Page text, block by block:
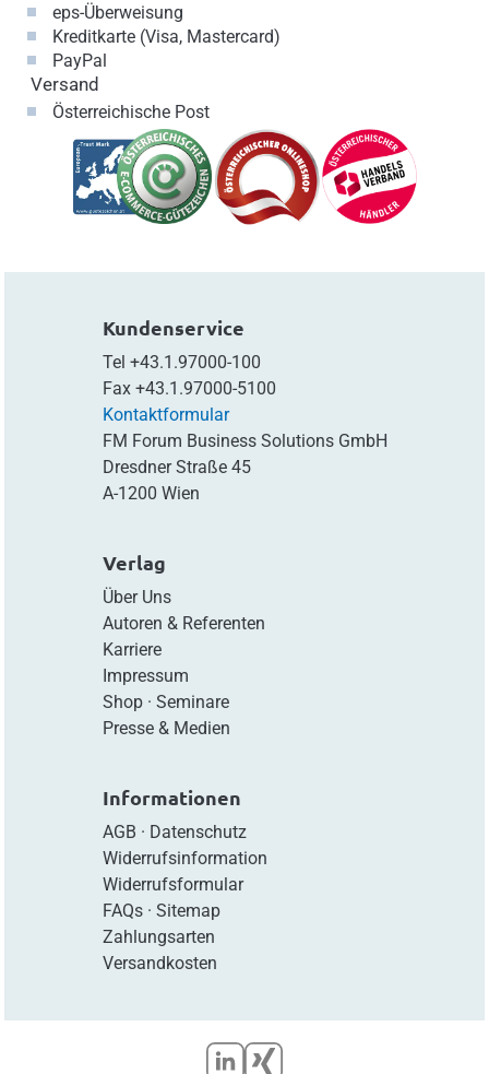
eps-Überweisung
Kreditkarte (Visa, Mastercard)
PayPal
Versand
Österreichische Post
Kundenservice
Tel +43.1.97000-100
Fax +43.1.97000-5100
Kontaktformular
FM Forum Business Solutions GmbH
Dresdner Straße 45
A-1200 Wien
Verlag
Über Uns
Autoren & Referenten
Karriere
Impressum
Shop· Seminare
Presse & Medien
Informationen
AGB · Datenschutz
Widerrufsinformation
Widerrufsformular
FAQs· Sitemap
Zahlungsarten
Versandkosten